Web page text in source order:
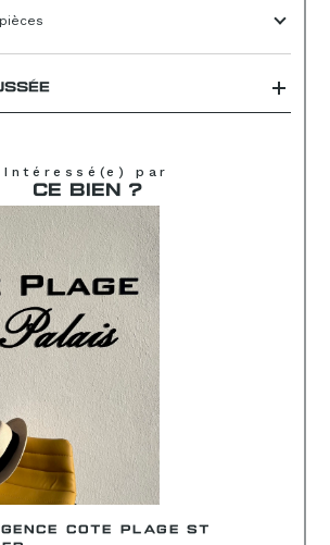
Intéressé(e) par
CE BIEN ?
COTE PLAGE ST